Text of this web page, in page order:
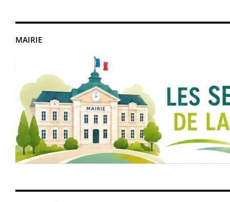
MAIRIE